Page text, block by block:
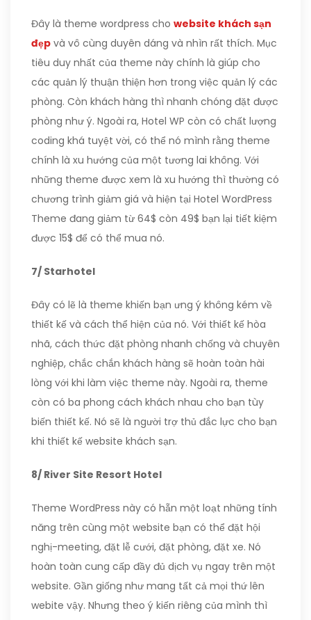
Đây là theme wordpress cho website khách sạn
đẹp và vô cùng duyên dáng và nhìn rất thích. Mục
tiêu duy nhất của theme này chính là giúp cho
các quản lý thuận thiện hơn trong việc quản lý các
phòng. Còn khách hàng thì nhanh chóng đặt được
phòng như ý. Ngoài ra, Hotel WP còn có chất lượng
coding khá tuyệt vời, có thể nó mình rằng theme
chính là xu hướng của một tương lai không. Với
những theme được xem là xu hướng thì thường có
chương trình giảm giá và hiện tại Hotel WordPress
Theme đang giảm từ 64$ còn 49$ bạn lại tiết kiệm
được 15$ để có thể mua nó.
7/ Starhotel
Đây có lẽ là theme khiến bạn ưng ý không kém về
thiết kế và cách thể hiện của nó. Với thiết kế hòa
nhã, cách thức đặt phòng nhanh chống và chuyên
nghiệp, chắc chắn khách hàng sẽ hoàn toàn hài
lòng với khi làm việc theme này. Ngoài ra, theme
còn có ba phong cách khách nhau cho bạn tùy
biến thiết kế. Nó sẽ là người trợ thủ đắc lực cho bạn
khi thiết kế website khách sạn.
8/ River Site Resort Hotel
Theme WordPress này có hẵn một loạt những tính
năng trên cùng một website bạn có thể đặt hội
nghị-meeting, đặt lễ cưới, đặt phòng, đặt xe. Nó
hoàn toàn cung cấp đầy đủ dịch vụ ngay trên một
website. Gần giống như mang tất cả mọi thứ lên
webite vậy. Nhưng theo ý kiến riêng của mình thì